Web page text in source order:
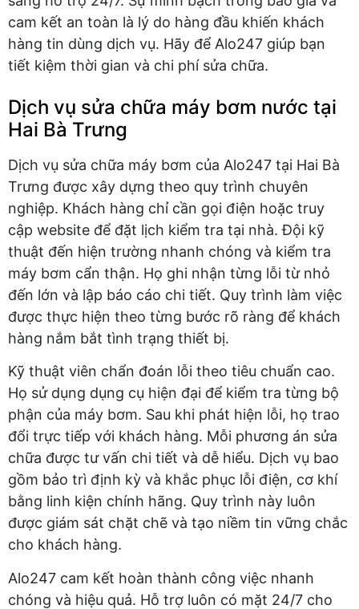
cam kết an toàn là lý do hàng đầu khiến khách
hàng tin dùng dịch vụ. Hãy để Alo247 giúp bạn
tiết kiệm thời gian và chi phí sửa chữa.
Dịch vụ sửa chữa máy bơm nước tại
Hai Bà Trưng
Dịch vụ sửa chữa máy bơm của Alo247 tại Hai Bà
Trưng được xây dựng theo quy trình chuyên
nghiệp. Khách hàng chỉ cần gọi điện hoặc truy
cập website để đặt lịch kiểm tra tại nhà. Đội kỹ
thuật đến hiện trường nhanh chóng và kiểm tra
máy bơm cẩn thận. Họ ghi nhận từng lỗi từ nhỏ
đến lớn và lập báo cáo chi tiết. Quy trình làm việc
được thực hiện theo từng bước rõ ràng để khách
hàng nắm bắt tình trạng thiết bị.
Kỹ thuật viên chẩn đoán lỗi theo tiêu chuẩn cao.
Họ sử dụng dụng cụ hiện đại để kiểm tra từng bộ
phận của máy bơm. Sau khi phát hiện lỗi, họ trao
đổi trực tiếp với khách hàng. Mỗi phương án sửa
chữa được tư vấn chi tiết và dễ hiểu. Dịch vụ bao
gồm bảo trì định kỳ và khắc phục lỗi điện, cơ khí
bằng linh kiện chính hãng. Quy trình này luôn
được giám sát chặt chẽ và tạo niềm tin vững chắc
cho khách hàng.
Alo247 cam kết hoàn thành công việc nhanh
chóng và hiệu quả. Hỗ trợ luôn có mặt 24/7 cho